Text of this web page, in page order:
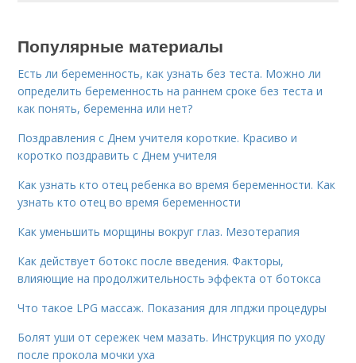
Популярные материалы
Есть ли беременность, как узнать без теста. Можно ли
определить беременность на раннем сроке без теста и
как понять, беременна или нет?
Поздравления с Днем учителя короткие. Красиво и
коротко поздравить с Днем учителя
Как узнать кто отец ребенка во время беременности. Как
узнать кто отец во время беременности
Как уменьшить морщины вокруг глаз. Мезотерапия
Как действует ботокс после введения. Факторы,
влияющие на продолжительность эффекта от ботокса
Что такое LPG массаж. Показания для лпджи процедуры
Болят уши от сережек чем мазать. Инструкция по уходу
после прокола мочки уха